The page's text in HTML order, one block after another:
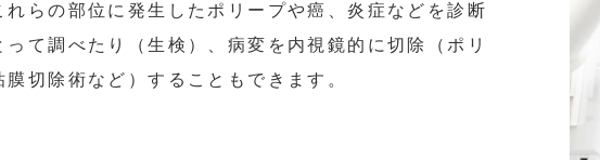
らの部位に発生したポリープや癌、炎症などを診断
って調べたり（生検）、病変を内視鏡的に切除（ポリ
切除術など）することもできます。